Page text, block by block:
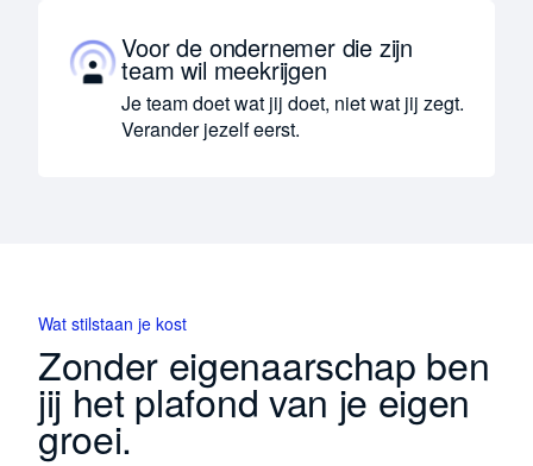
Voor de ondernemer die zijn
team wil meekrijgen
Je team doet wat jij doet, niet wat jij zegt.
Verander jezelf eerst.
Wat stilstaan je kost
Zonder eigenaarschap ben
jij het plafond van je eigen
groei.